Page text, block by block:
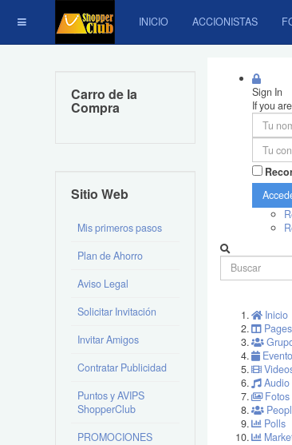
INICIO ACCIONISTAS
Sign In
If you
Inicio
Pages
Audio
Fotos
Polls
Carro de la
Compra
Sitio Web
Mis primeros pasos
Plan de Ahorro
Aviso Legal
Solicitar Invitación
Invitar Amigos
Contratar Publicidad
Puntos y AVIPS
ShopperClub
PROMOCIONES